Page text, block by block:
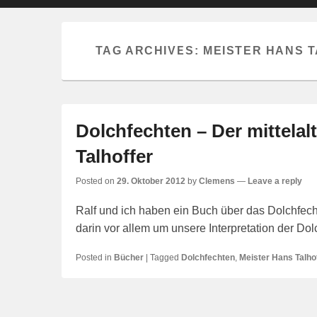
TAG ARCHIVES: MEISTER HANS
Dolchfechten – Der
Talhoffer
Posted on 29. Oktober 2012 by Clemens — Leave a reply
Ralf und ich haben ein Buch über das
darin vor allem um unsere Interpretation der
Posted in Bücher | Tagged Dolchfechten Meister Hans